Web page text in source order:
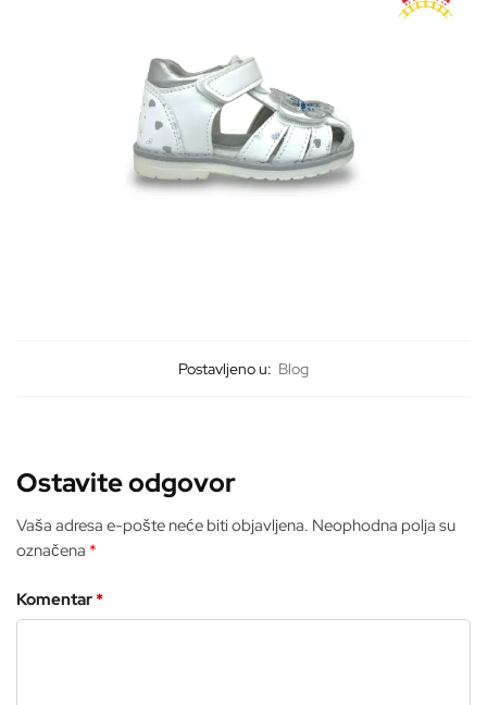
Postavljeno u: Blog
Ostavite odgovor
Vaša adresa e-pošte neće biti objavljena. Neophodna polja su
označena *
Komentar*